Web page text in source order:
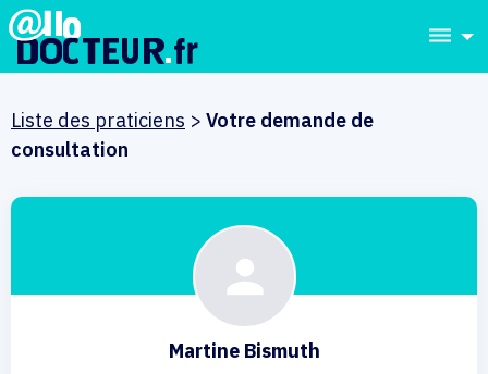
dehaze
Liste des praticiens > Votre demande de
consultation
Martine Bismuth